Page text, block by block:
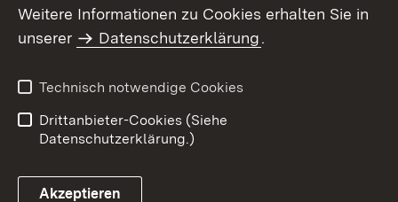
Weitere Informationen zu Cookies erhalten Sie in
unserer
Datenschutzerklärung.
Technisch notwendige Cookies
Drittanbieter-Cookies (Siehe
Datenschutzerklärung.)
Akzeptieren